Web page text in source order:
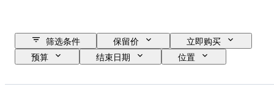
筛选条件 保留价
立即购买
预算
结束日期
位置